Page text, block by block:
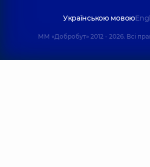
Українською мовою
ММ «Добробут» 2012 - 2026. Всі